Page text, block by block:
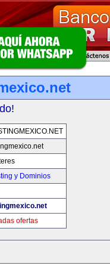
y Dominios
ofertas